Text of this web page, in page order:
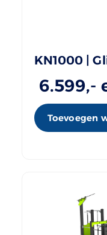
KN1000 |
6.599,-
Toevoegen